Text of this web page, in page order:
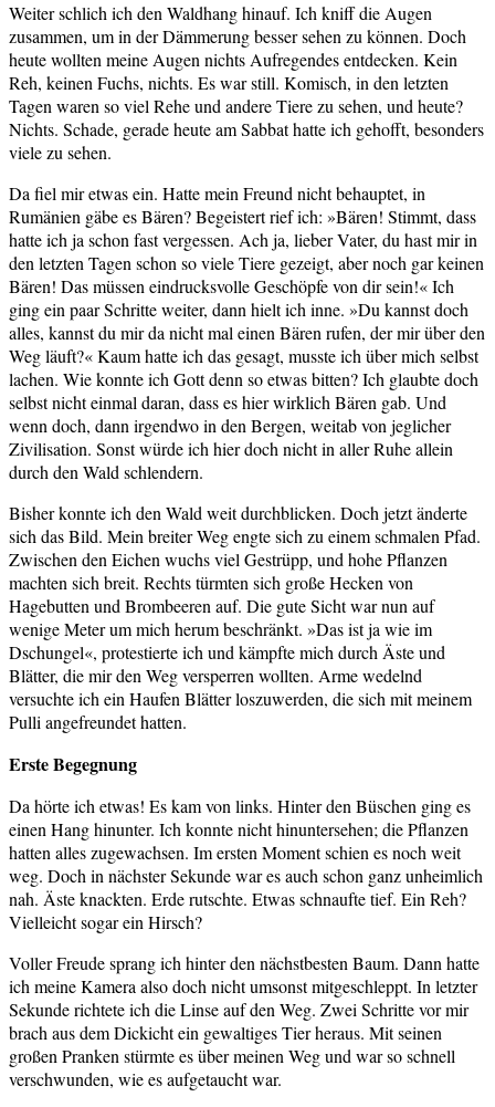
Weiter schlich ich den Waldhang hinauf. Ich kniff die Augen
zusammen, um in der Dämmerung besser sehen zu können. Doch
heute wollten meine Augen nichts Aufregendes entdecken. Kein
Reh, keinen Fuchs, nichts. Es war still. Komisch, in den letzten
Tagen waren so viel Rehe und andere Tiere zu sehen, und heute?
Nichts. Schade, gerade heute am Sabbat hatte ich gehofft, besonders
viele zu sehen.
Da fiel mir etwas ein. Hatte mein Freund nicht behauptet, in
Rumänien gäbe es Bären? Begeistert rief ich: »Bären! Stimmt, dass
hatte ich ja schon fast vergessen. Ach ja, lieber Vater, du hast mir in
den letzten Tagen schon so viele Tiere gezeigt, aber noch gar keinen
Bären! Das müssen eindrucksvolle Geschöpfe von dir sein!« Ich
ging ein paar Schritte weiter, dann hielt ich inne. »Du kannst doch
alles, kannst du mir da nicht mal einen Bären rufen, der mir über den
Weg läuft?« Kaum hatte ich das gesagt, musste ich über mich selbst
lachen. Wie konnte ich Gott denn so etwas bitten? Ich glaubte doch
selbst nicht einmal daran, dass es hier wirklich Bären gab. Und
wenn doch, dann irgendwo in den Bergen, weitab von jeglicher
Zivilisation. Sonst würde ich hier doch nicht in aller Ruhe allein
durch den Wald schlendern.
Bisher konnte ich den Wald weit durchblicken. Doch jetzt änderte
sich das Bild. Mein breiter Weg engte sich zu einem schmalen Pfad.
Zwischen den Eichen wuchs viel Gestrüpp, und hohe Pflanzen
machten sich breit. Rechts türmten sich große Hecken von
Hagebutten und Brombeeren auf. Die gute Sicht war nun auf
wenige Meter um mich herum beschränkt. »Das ist ja wie im
Dschungel«, protestierte ich und kämpfte mich durch Äste und
Blätter, die mir den Weg versperren wollten. Arme wedelnd
versuchte ich ein Haufen Blätter loszuwerden, die sich mit meinem
Pulli angefreundet hatten.
Erste Begegnung
Da hörte ich etwas! Es kam von links. Hinter den Büschen ging es
einen Hang hinunter. Ich konnte nicht hinuntersehen; die Pflanzen
hatten alles zugewachsen. Im ersten Moment schien es noch weit
weg. Doch in nächster Sekunde war es auch schon ganz unheimlich
nah. Äste knackten. Erde rutschte. Etwas schnaufte tief. Ein Reh?
Vielleicht sogar ein Hirsch?
Voller Freude sprang ich hinter den nächstbesten Baum. Dann hatte
ich meine Kamera also doch nicht umsonst mitgeschleppt. In letzter
Sekunde richtete ich die Linse auf den Weg. Zwei Schritte vor mir
brach aus dem Dickicht ein gewaltiges Tier heraus. Mit seinen
großen Pranken stürmte es über meinen Weg und war so schnell
verschwunden, wie es aufgetaucht war.